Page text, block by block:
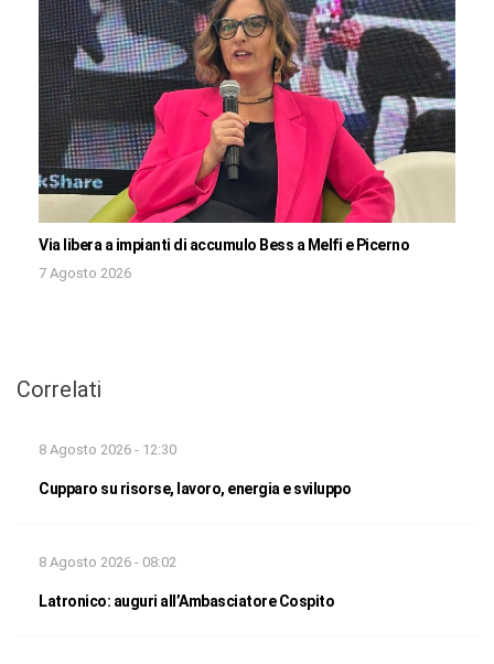
Via libera a impianti di accumulo Bess a Melfi e Picerno
7 Agosto 2026
Correlati
8 Agosto 2026 - 12:30
Cupparo su risorse, lavoro, energia e sviluppo
8 Agosto 2026 - 08:02
Latronico: auguri all’Ambasciatore Cospito